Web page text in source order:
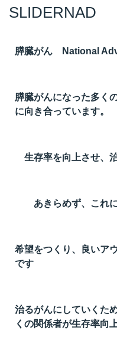
SLIDERNAD
膵臓がん National
膵臓がんになった多く
に向き合っています。
生存率を向上させ、
あきらめず、これ
希望をつくり、良いア
です
治るがんにしていくた
くの関係者が生存率向